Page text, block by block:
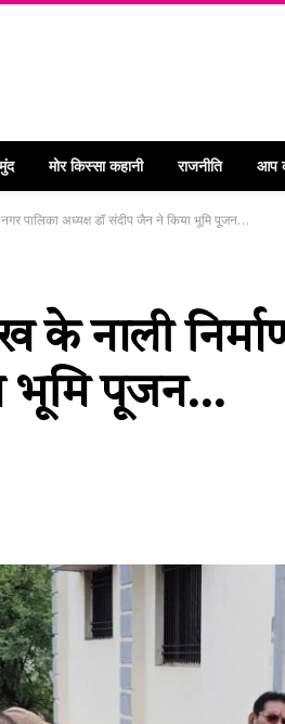
मोर किस्सा कहानी राजनीति आप
नगर पालिका अध्यक्ष डॉ संदीप जैन ने किया भूमि पूजन…
के नाली
भूमि पूजन…